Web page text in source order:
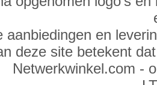
aanbiedingen en
deze site betekent
Netwerkwinkel.com -